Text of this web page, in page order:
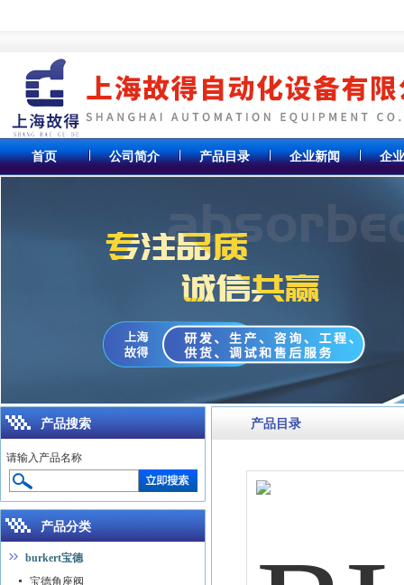
首页 公司简介 产品目录 企业新闻 企
产品目录
产品搜索
请输入产品名称
产品分类
burkert宝德
宝德角座阀